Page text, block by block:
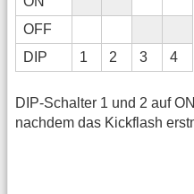
OFF
DIP
1 2 3 4
DIP-Schalter 1 und 2 auf
nachdem das Kickflash